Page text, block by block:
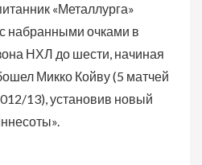
«Металлурга»
набранными очками в
НХЛ до шести, начиная
Микко Койву (5 матчей
13), установив новый